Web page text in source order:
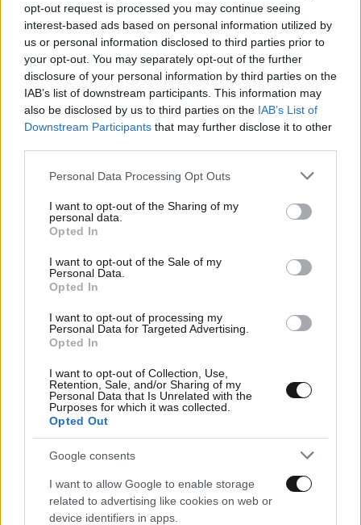
opt-out request is processed you may continue seeing
interest-based ads based on personal information utilized by
us or personal information disclosed to third parties prior to
your opt-out. You may separately opt-out of the further
disclosure of your personal information by third parties on the
IAB’s list of downstream participants. This information may
also be disclosed by us to third parties on the IAB’s List of
Downstream Participants that may further disclose it to other
Please note that this website/app uses one or more Google
not limited to your visit or usage behaviour. You may click to
grant or deny consent to Google and its third-party tags to
use your data for below specified purposes in below Google
consent section.
Personal Data Processing Opt Outs
I want to opt-out of the Sharing of my
personal data.
Opted In
I want to opt-out of the Sale of my
Personal Data.
Opted In
I want to opt-out of processing my
Personal Data for Targeted Advertising.
Opted In
I want to opt-out of Collection, Use,
Retention, Sale, and/or Sharing of my
Personal Data that Is Unrelated with the
Purposes for which it was collected.
Opted Out
Google consents
I want to allow Google to enable storage
related to advertising like cookies on web or
device identifiers in apps.
Νίκος Ορφανός: Περιμένουμε το δεύτερο παιδάκι μας
και είναι κορίτσι
15·12·2023 12:38
Για τον Νίκο Ορφανό οι καλλιτέχνες που έχουν πολλούς
ακόλουθους στα social media είναι ένα είδος